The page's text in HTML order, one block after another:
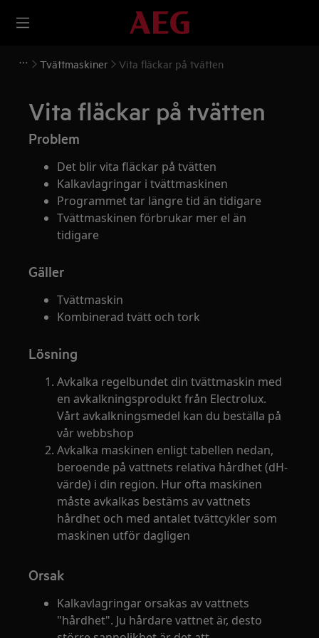
Tvättmaskiner Vita fläckar på tvätten
Vita fläckar på tvätten
Problem
Det blir vita fläckar på tvätten
Kalkavlagringar i tvättmaskinen
Programmet tar längre tid än tidigare
Tvättmaskinen förbrukar mer el än
tidigare
Gäller
Tvättmaskin
Kombinerad tvätt och tork
Lösning
Avkalka regelbundet din tvättmaskin med
en avkalkningsprodukt från Electrolux.
Vårt avkalkningsmedel kan du beställa på
vår webbshop
Avkalka maskinen enligt tabellen nedan,
beroende på vattnets relativa hårdhet (dH-
värde) i din region. Hur ofta maskinen
måste avkalkas bestäms av vattnets
hårdhet och med antalet tvättcykler som
maskinen utför dagligen
Orsak
Kalkavlagringar orsakas av vattnets
"hårdhet". Ju hårdare vattnet är, desto